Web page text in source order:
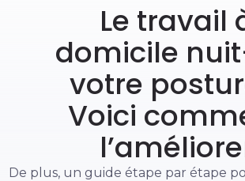
Le travail
domicile
votre
Voici
De plus, un guide étape par étape